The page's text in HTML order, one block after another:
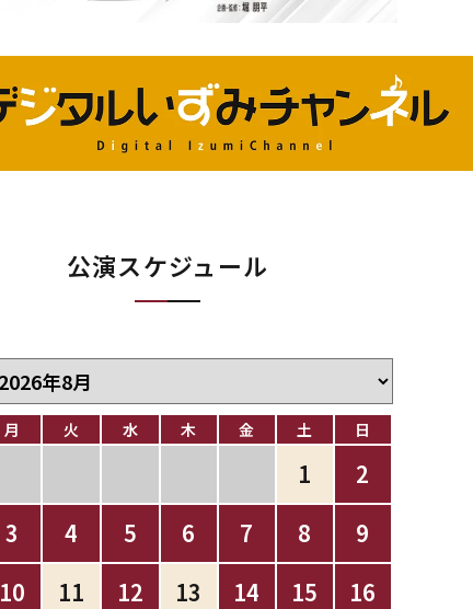
公演スケジュール
月 火 水 木 金 土 日
1
2
3
4 5 6 7 8
9
10
11 12 13 14 15
16